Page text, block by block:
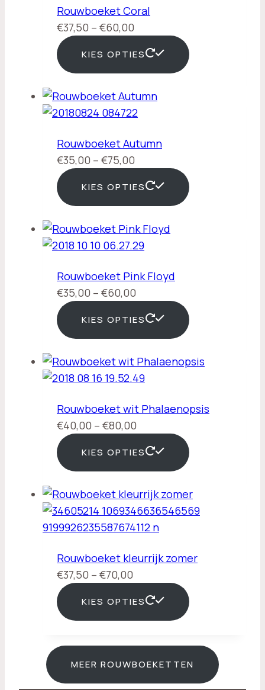
Rouwboeket Coral
€37,50 – €60,00
tot
€60,00
KIES OPTIES
Rouwboeket Autumn
€35,00 – €75,00
tot
€75,00
KIES OPTIES
Rouwboeket Pink Floyd
€35,00 – €60,00
tot
€60,00
KIES OPTIES
Rouwboeket wit Phalaenopsis
€40,00 – €80,00
tot
€80,00
KIES OPTIES
Rouwboeket kleurrijk zomer
€37,50 – €70,00
tot
€70,00
KIES OPTIES
MEER ROUWBOEKETTEN